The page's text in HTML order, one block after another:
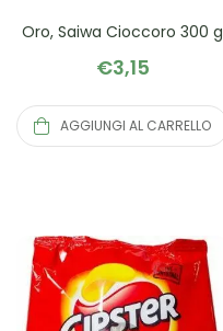
Oro, Saiwa Cioccoro 300 g
€3,15
AGGIUNGI AL CARRELLO